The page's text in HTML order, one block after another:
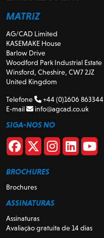
MATRIZ
AG/CAD Limited
KASEMAKE House
Barlow Drive
Woodford Park Industrial Estate
Winsford, Cheshire, CW7 2JZ
United Kingdom
Telefone
+44 (0)1606 863344
E-mail
info@agcad.co.uk
SIGA-NOS NO
BROCHURES
Brochures
ASSINATURAS
Assinaturas
Avaliação gratuita de 14 dias